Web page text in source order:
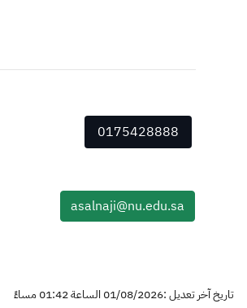
0175428888
asalnaji@nu.edu.sa
تاريخ آخر تعديل :01/08/2026 الساعة 01:42 مساءً